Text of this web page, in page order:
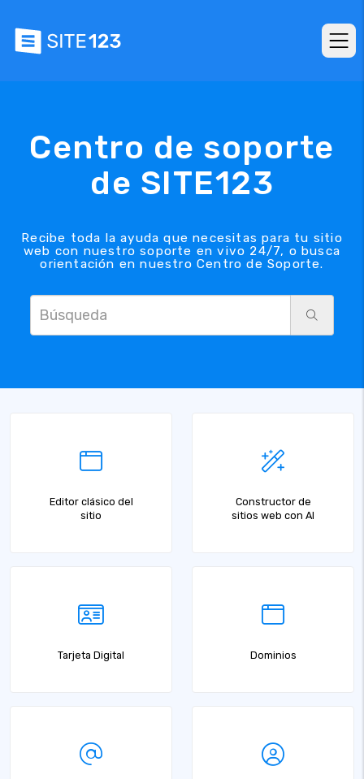
Centro de soporte
de SITE123
Recibe toda la ayuda que necesitas para tu sitio
web con nuestro soporte en vivo 24/7, o busca
orientación en nuestro Centro de Soporte.
Editor clásico del
sitio
Constructor de
sitios web con AI
Tarjeta Digital Dominios